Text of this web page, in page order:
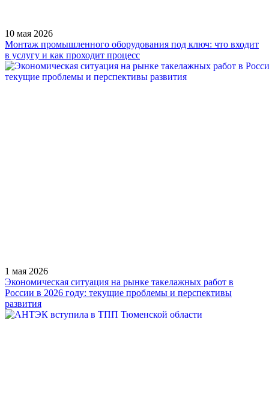
10 мая 2026
Монтаж промышленного оборудования под ключ: что входит
в услугу и как проходит процесс
1 мая 2026
Экономическая ситуация на рынке такелажных работ в
России в 2026 году: текущие проблемы и перспективы
развития